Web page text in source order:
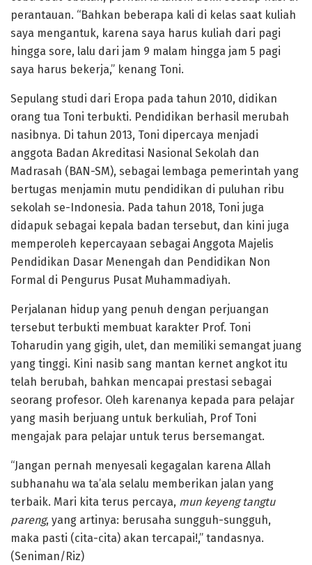
perantauan. “Bahkan beberapa kali di kelas saat kuliah
saya mengantuk, karena saya harus kuliah dari pagi
hingga sore, lalu dari jam 9 malam hingga jam 5 pagi
saya harus bekerja,” kenang Toni.
Sepulang studi dari Eropa pada tahun 2010, didikan
orang tua Toni terbukti. Pendidikan berhasil merubah
nasibnya. Di tahun 2013, Toni dipercaya menjadi
anggota Badan Akreditasi Nasional Sekolah dan
Madrasah (BAN-SM), sebagai lembaga pemerintah yang
bertugas menjamin mutu pendidikan di puluhan ribu
sekolah se-Indonesia. Pada tahun 2018, Toni juga
didapuk sebagai kepala badan tersebut, dan kini juga
memperoleh kepercayaan sebagai Anggota Majelis
Pendidikan Dasar Menengah dan Pendidikan Non
Formal di Pengurus Pusat Muhammadiyah.
Perjalanan hidup yang penuh dengan perjuangan
tersebut terbukti membuat karakter Prof. Toni
Toharudin yang gigih, ulet, dan memiliki semangat juang
yang tinggi. Kini nasib sang mantan kernet angkot itu
telah berubah, bahkan mencapai prestasi sebagai
seorang profesor. Oleh karenanya kepada para pelajar
yang masih berjuang untuk berkuliah, Prof Toni
mengajak para pelajar untuk terus bersemangat.
“Jangan pernah menyesali kegagalan karena Allah
subhanahu wa ta’ala selalu memberikan jalan yang
terbaik. Mari kita terus percaya, mun keyeng tangtu
pareng, yang artinya: berusaha sungguh-sungguh,
maka pasti (cita-cita) akan tercapai!,” tandasnya.
(Seniman/Riz)